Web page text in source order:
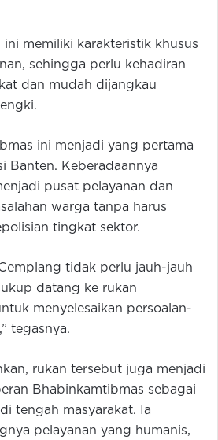
ini memiliki karakteristik khusus
sehingga perlu kehadiran
dan mudah dijangkau
ini menjadi yang pertama
Banten. Keberadaannya
pusat pelayanan dan
warga tanpa harus
tingkat sektor.
tidak perlu jauh-jauh
datang ke rukan
menyelesaikan persoalan-
tegasnya.
rukan tersebut juga menjadi
Bhabinkamtibmas sebagai
tengah masyarakat. Ia
pelayanan yang humanis,